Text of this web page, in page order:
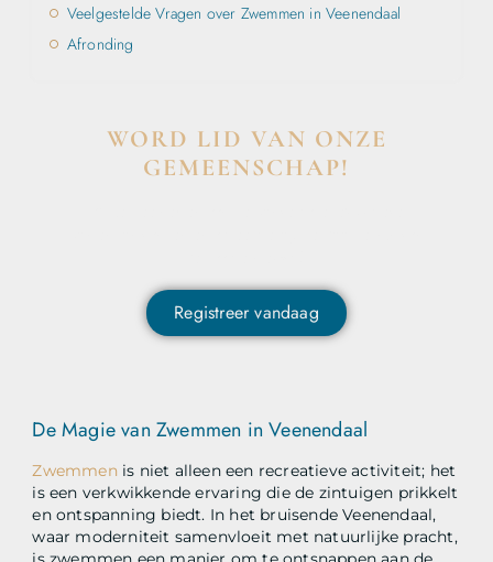
De Magie van Zwemmen in Veenendaal
Zwemmen is niet alleen een recreatieve activiteit; het
is een verkwikkende ervaring die de zintuigen prikkelt
en ontspanning biedt. In het bruisende Veenendaal,
waar moderniteit samenvloeit met natuurlijke pracht,
Veelgestelde Vragen over Zwemmen in Veenendaal
Afronding
WORD LID VAN ONZE
GEMEENSCHAP!
Registreer vandaag